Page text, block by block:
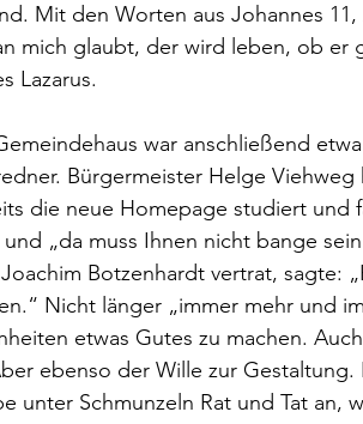
Mit den Worten aus Johannes
mich glaubt, der wird leben, ob er
Lazarus.
war anschließend
Bürgermeister Helge
die neue Homepage studiert und
„da muss Ihnen nicht bange
Botzenhardt vertrat, sagte:
Nicht länger „immer mehr und
etwas Gutes zu machen.
ebenso der Wille zur
unter Schmunzeln Rat und Tat an,